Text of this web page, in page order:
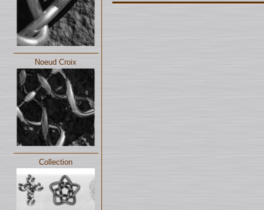
Noeud Croix
Collection